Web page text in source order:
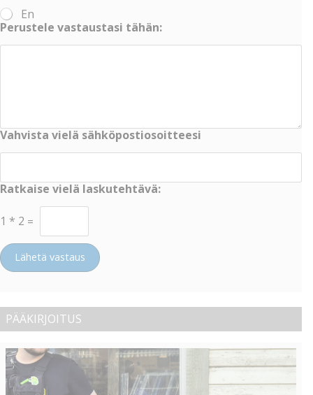
En
Perustele vastaustasi tähän:
Vahvista vielä sähköpostiosoitteesi
Ratkaise vielä laskutehtävä:
1 * 2 =
Lähetä vastaus
PÄÄKIRJOITUS